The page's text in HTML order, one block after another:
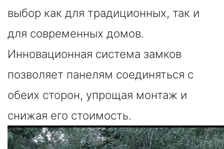
выбор как для традиционных, так и
для современных домов.
Инновационная система замков
позволяет панелям соединяться с
обеих сторон, упрощая монтаж и
снижая его стоимость.